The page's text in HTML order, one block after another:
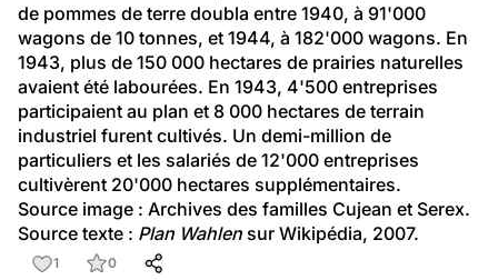
de pommes de terre doubla entre 1940, à 91'000
wagons de 10 tonnes, et 1944, à 182'000 wagons. En
1943, plus de 150 000 hectares de prairies naturelles
avaient été labourées. En 1943, 4'500 entreprises
participaient au plan et 8 000 hectares de terrain
industriel furent cultivés. Un demi-million de
particuliers et les salariés de 12'000 entreprises
cultivèrent 20'000 hectares supplémentaires.
Source image : Archives des familles Cujean et Serex.
Source texte : Plan Wahlen sur Wikipédia, 2007.
1
0